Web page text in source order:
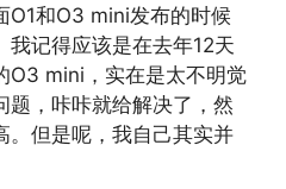
O1和O3 mini发布的时候
我记得应该是在去年12天
O3 mini，实在是太不明觉
题，咔咔就给解决了，然
。但是呢，我自己其实并